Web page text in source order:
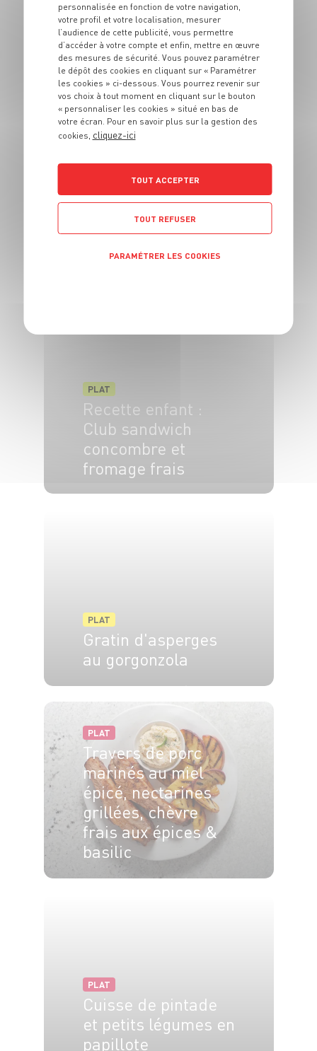
PLAT
Tarte aux lardons,
pommes de terre et
gaperon
4 pers. 20 min 25 min
Veau aux asperges,
sauce crémeuse
PLAT
Recette enfant :
Club sandwich
concombre et
fromage frais
PLAT
Gratin d'asperges
au gorgonzola
PLAT
Travers de porc
marinés au miel
épicé, nectarines
grillées, chèvre
frais aux épices &
basilic
PLAT
Cuisse de pintade
et petits légumes en
papillote
personnalisée en fonction de votre navigation,
votre profil et votre localisation, mesurer
l’audience de cette publicité, vous permettre
d’accéder à votre compte et enfin, mettre en œuvre
des mesures de sécurité. Vous pouvez paramétrer
le dépôt des cookies en cliquant sur « Paramétrer
les cookies » ci-dessous. Vous pourrez revenir sur
vos choix à tout moment en cliquant sur le bouton
« personnaliser les cookies » situé en bas de
votre écran. Pour en savoir plus sur la gestion des
cookies, cliquez-ici
TOUT ACCEPTER
TOUT REFUSER
PARAMÉTRER LES COOKIES